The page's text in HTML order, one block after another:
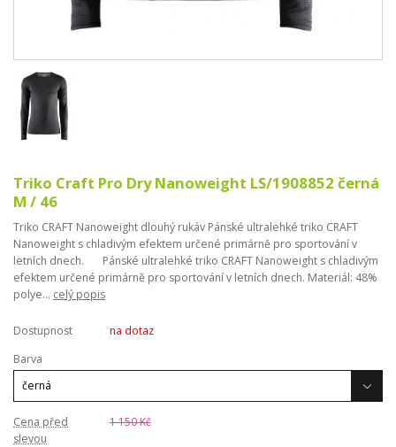
Triko Craft Pro Dry Nanoweight LS/1908852 černá
M / 46
Triko CRAFT Nanoweight dlouhý rukáv Pánské ultralehké triko CRAFT
Nanoweight s chladivým efektem určené primárně pro sportování v
letních dnech. Pánské ultralehké triko CRAFT Nanoweight s chladivým
efektem určené primárně pro sportování v letních dnech. Materiál: 48%
polye... celý popis
Dostupnost
na dotaz
Barva
Cena před
slevou
1 150 Kč